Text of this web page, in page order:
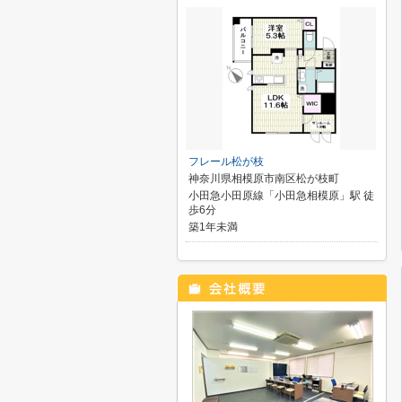
フレール松が枝
神奈川県相模原市南区松が枝町
小田急小田原線「小田急相模原」駅 徒
歩6分
築1年未満